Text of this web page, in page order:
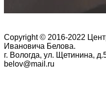
Copyright © 2016-2022
Ивановича Белова.
г. Вологда, ул. Щетинина,
belov@mail.ru